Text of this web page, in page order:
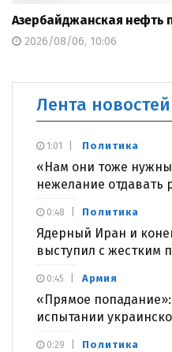
Азербайджанская нефть
2026/08/06, 10:06
Лента новостей
Политика
«Нам они тоже
нежелание отдавать
1:01
Политика
Ядерный Иран и
выступил с жестким
0:48
Армия
«Прямое
испытании
0:45
Политика
0:29